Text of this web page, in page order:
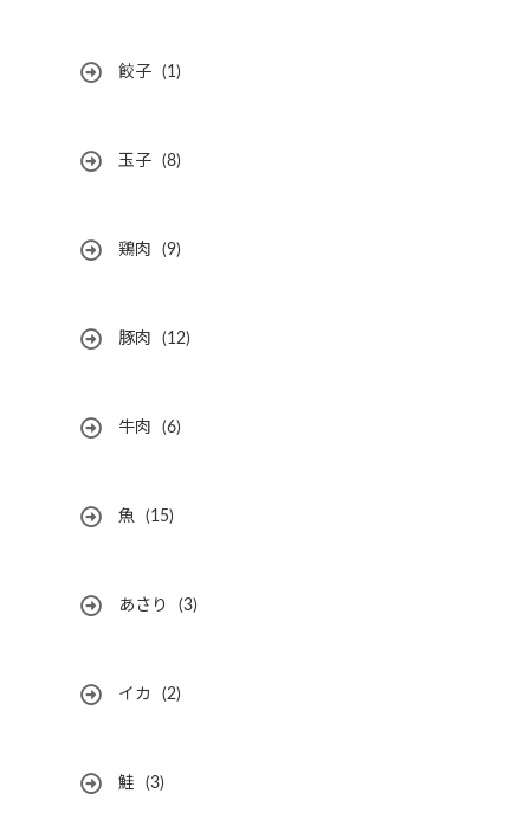
餃子 (1)
玉子 (8)
鶏肉 (9)
豚肉 (12)
牛肉 (6)
魚 (15)
あさり (3)
イカ (2)
鮭 (3)